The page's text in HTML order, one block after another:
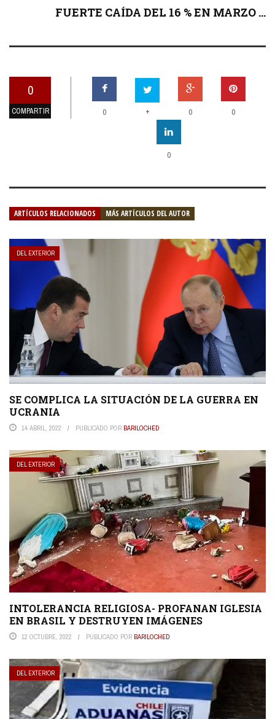
FUERTE CAÍDA DEL 16 % EN MARZO ...
0
COMPARTIR 0 + 0 0
0
ARTÍCULOS RELACIONADOS MÁS ARTÍCULOS DEL AUTOR
DEL EXTERIOR
SE COMPLICA LA SITUACIÓN DE LA GUERRA EN
UCRANIA
14 ABRIL, 2022 PUBLICADO POR BARILOCHED
DEL EXTERIOR
INTOLERANCIA RELIGIOSA- PROFANAN IGLESIA
EN BRASIL Y DESTRUYEN IMÁGENES
12 OCTUBRE, 2022 PUBLICADO POR BARILOCHED
DEL EXTERIOR